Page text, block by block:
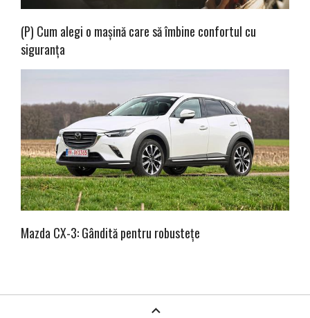
(P) Cum alegi o mașină care să îmbine confortul cu
siguranța
Mazda CX-3: Gândită pentru robustețe